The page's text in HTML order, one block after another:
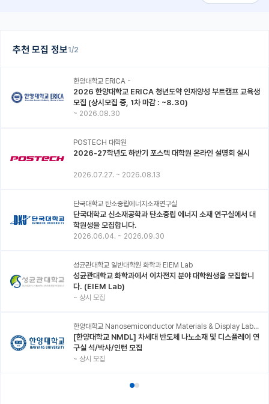
추천 모집 정보1/2
한양대학교 ERICA -
2026 한양대학교 ERICA 청년도약 인재양성 부트캠프 교육생
모집 (상시모집 중, 1차 마감 : ~8.30)
~ 2026.08.30
POSTECH 대학원
2026-27학년도 하반기 포스텍 대학원 온라인 설명회 실시
2026.07.27. ~ 2026.08.13
단국대학교 탄소중립에너지소재연구실
단국대학교 신소재공학과 탄소중립 에너지 소재 연구실에서 대
학원생을 모집합니다.
2026.06.04. ~ 2026.09.30
성균관대학교 일반대학원 화학과 EIEM Lab
성균관대학교 화학과에서 이차전지 분야 대학원생을 모집합니
다. (EIEM Lab)
~ 상시 모집
한양대학교 Nanosemiconductor Materials & Display Laboratory
[한양대학교 NMDL] 차세대 반도체 나노소재 및 디스플레이 연
구실 석/박사/인턴 모집
~ 상시 모집